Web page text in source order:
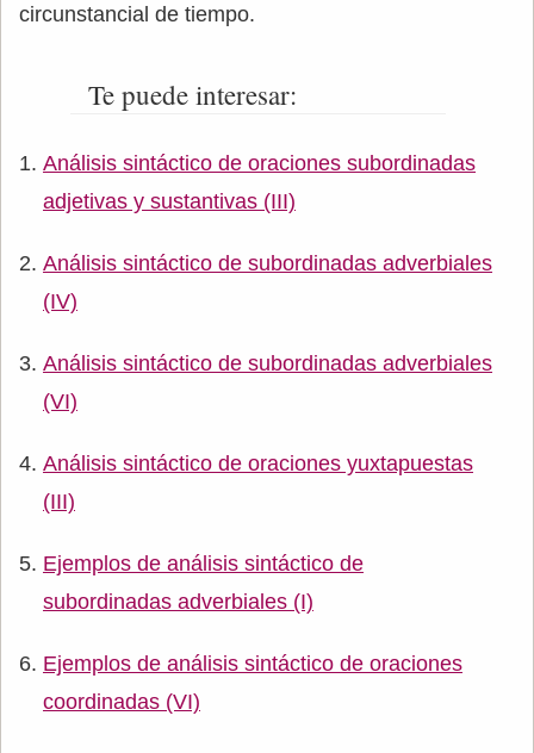
circunstancial de tiempo.
Te puede interesar:
Análisis sintáctico de oraciones subordinadas
adjetivas y sustantivas (III)
Análisis sintáctico de subordinadas adverbiales
(IV)
Análisis sintáctico de subordinadas adverbiales
(VI)
Análisis sintáctico de oraciones yuxtapuestas
(III)
Ejemplos de análisis sintáctico de
subordinadas adverbiales (I)
Ejemplos de análisis sintáctico de oraciones
coordinadas (VI)